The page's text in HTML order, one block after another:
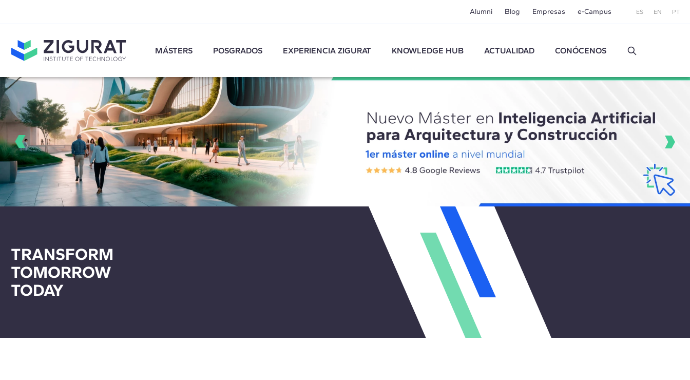
Alumni Blog Empresas e-Campus ES EN PT
MÁSTERS POSGRADOS EXPERIENCIA ZIGURAT KNOWLEDGE HUB ACTUALIDAD CONÓCENOS
TRANSFORM
TOMORROW
TODAY